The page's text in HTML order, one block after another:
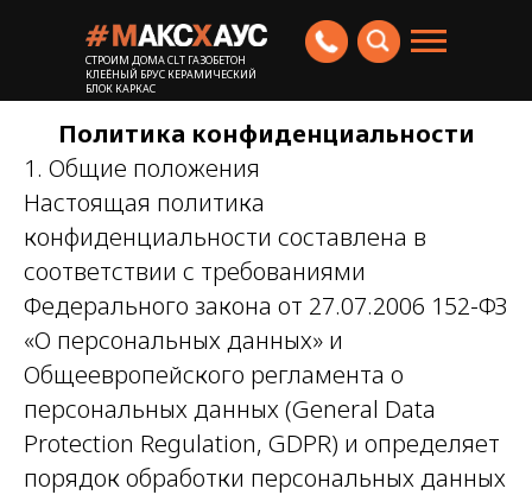
СТРОИМ ДОМА CLT ГАЗОБЕТОН
КЛЕЁНЫЙ БРУС КЕРАМИЧЕСКИЙ
БЛОК КАРКАС
Политика конфиденциальности
1. Общие положения
Настоящая политика
конфиденциальности составлена в
соответствии с требованиями
Федерального закона от 27.07.2006 152-ФЗ
«О персональных данных» и
Общеевропейского регламента о
персональных данных (General Data
Protection Regulation, GDPR) и определяет
порядок обработки персональных данных